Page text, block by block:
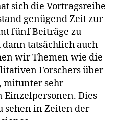
sich die Vortragsreihe
genügend Zeit zur
fünf Beiträge zu
tatsächlich auch
wir Themen wie die
Forschers über
mitunter sehr
Einzelpersonen. Dies
sehen in Zeiten der